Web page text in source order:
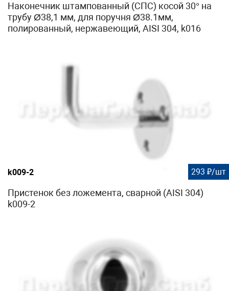
Наконечник штампованный (СПС) косой 30° на
трубу Ø38,1 мм, для поручня Ø38.1мм,
полированный, нержавеющий, AISI 304, k016
k009-2 293 ₽/шт
Пристенок без ложемента, сварной (AISI 304)
k009-2